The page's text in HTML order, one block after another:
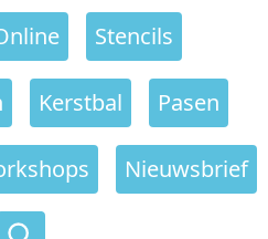
Stencils
Kerstbal Pasen
Nieuwsbrief